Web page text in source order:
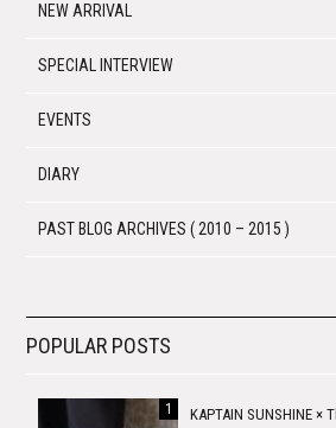
NEW ARRIVAL
SPECIAL INTERVIEW
EVENTS
DIARY
PAST BLOG ARCHIVES ( 2010 – 2015 )
POPULAR POSTS
KAPTAIN SUNSHINE